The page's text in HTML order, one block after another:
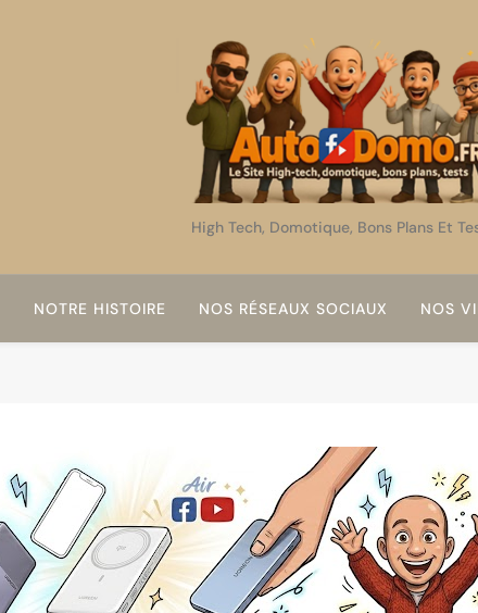
AutoDomo
High Tech, Domotique, Bons Plans Et
NOTRE HISTOIRE NOS RÉSEAUX SOCIAUX NOS